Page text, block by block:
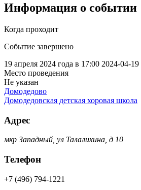
Информация о событии
Когда проходит
Событие завершено
19 апреля 2024 года в 17:00 2024-04-19
Место проведения
Не указан
Домодедово
Домодедовская детская хоровая школа
Адрес
мкр Западный, ул Талалихина, д 10
Телефон
+7 (496) 794-1221